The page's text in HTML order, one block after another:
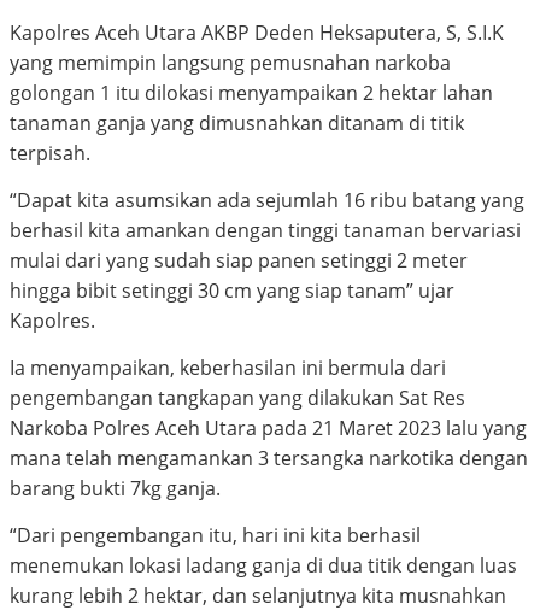
Kapolres Aceh Utara AKBP Deden Heksaputera, S, S.I.K
yang memimpin langsung pemusnahan narkoba
golongan 1 itu dilokasi menyampaikan 2 hektar lahan
tanaman ganja yang dimusnahkan ditanam di titik
terpisah.
“Dapat kita asumsikan ada sejumlah 16 ribu batang yang
berhasil kita amankan dengan tinggi tanaman bervariasi
mulai dari yang sudah siap panen setinggi 2 meter
hingga bibit setinggi 30 cm yang siap tanam” ujar
Kapolres.
Ia menyampaikan, keberhasilan ini bermula dari
pengembangan tangkapan yang dilakukan Sat Res
Narkoba Polres Aceh Utara pada 21 Maret 2023 lalu yang
mana telah mengamankan 3 tersangka narkotika dengan
barang bukti 7kg ganja.
“Dari pengembangan itu, hari ini kita berhasil
menemukan lokasi ladang ganja di dua titik dengan luas
kurang lebih 2 hektar, dan selanjutnya kita musnahkan